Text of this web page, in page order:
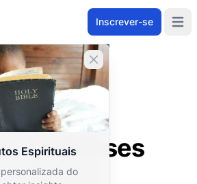
Inscrever-se
Fechar banner
Espirituais
do
4:13?
Filipenses